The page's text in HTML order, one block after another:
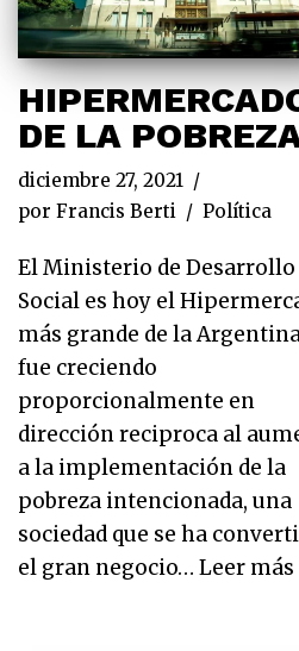
DE LA
diciembre 27, 2021
por Francis Berti Política
El Ministerio de Desarrollo
Social es hoy el
más grande de la
fue creciendo
proporcionalmente en
dirección reciproca al
a la implementación de la
pobreza intencionada, una
sociedad que se ha
el gran negocio… Leer más